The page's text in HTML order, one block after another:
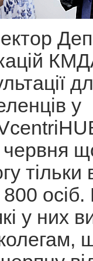
у
тільки
у них